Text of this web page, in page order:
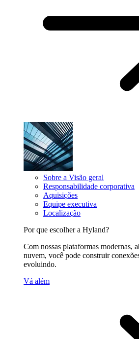
Sobre a Visão geral
Responsabilidade corporativa
Aquisições
Equipe executiva
Localização
Por que escolher a Hyland?
Com nossas plataformas modernas,
nuvem, você pode construir
evoluindo.
Vá além